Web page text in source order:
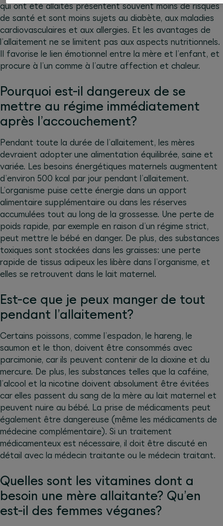
qui ont été allaités présentent souvent moins de risques
de santé et sont moins sujets au diabète, aux maladies
cardiovasculaires et aux allergies. Et les avantages de
l’allaitement ne se limitent pas aux aspects nutritionnels.
Il favorise le lien émotionnel entre la mère et l’enfant, et
procure à l’un comme à l’autre affection et chaleur.
Pourquoi est-il dangereux de se
mettre au régime immédiatement
après l’accouchement?
Pendant toute la durée de l’allaitement, les mères
devraient adopter une alimentation équilibrée, saine et
variée. Les besoins énergétiques maternels augmentent
d’environ 500 kcal par jour pendant l’allaitement.
L’organisme puise cette énergie dans un apport
alimentaire supplémentaire ou dans les réserves
accumulées tout au long de la grossesse. Une perte de
poids rapide, par exemple en raison d’un régime strict,
peut mettre le bébé en danger. De plus, des substances
toxiques sont stockées dans les graisses: une perte
rapide de tissus adipeux les libère dans l’organisme, et
elles se retrouvent dans le lait maternel.
Est-ce que je peux manger de tout
pendant l’allaitement?
Certains poissons, comme l’espadon, le hareng, le
saumon et le thon, doivent être consommés avec
parcimonie, car ils peuvent contenir de la dioxine et du
mercure. De plus, les substances telles que la caféine,
l’alcool et la nicotine doivent absolument être évitées
car elles passent du sang de la mère au lait maternel et
peuvent nuire au bébé. La prise de médicaments peut
également être dangereuse (même les médicaments de
médecine complémentaire). Si un traitement
médicamenteux est nécessaire, il doit être discuté en
détail avec la médecin traitante ou le médecin traitant.
Quelles sont les vitamines dont a
besoin une mère allaitante? Qu’en
est-il des femmes véganes?